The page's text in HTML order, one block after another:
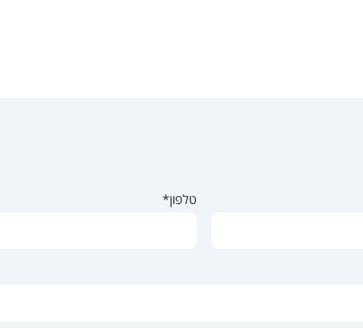
טלפון*